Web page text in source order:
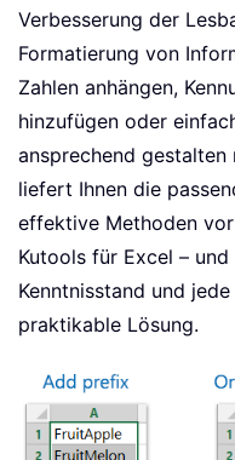
Verbesserung der
Formatierung von
Zahlen anhängen,
hinzufügen oder
ansprechend
liefert Ihnen die
effektive Methoden
Kutools für Excel –
Kenntnisstand und
praktikable Lösung.